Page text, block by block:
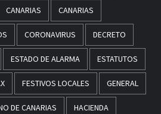
CANARIAS CANARIAS
CORONAVIRUS DECRETO
ESTADO DE ALARMA ESTATUTOS
FESTIVOS LOCALES GENERAL
DE CANARIAS HACIENDA